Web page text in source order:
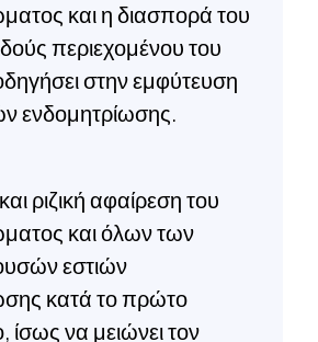
και η διασπορά του
περιεχομένου του
στην εμφύτευση
ενδομητρίωσης.
ριζική αφαίρεση του
και όλων των
εστιών
κατά το πρώτο
ίσως να μειώνει τον